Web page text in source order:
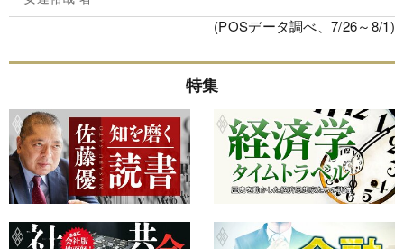
(POSデータ調べ、7/26～8/1)
特集